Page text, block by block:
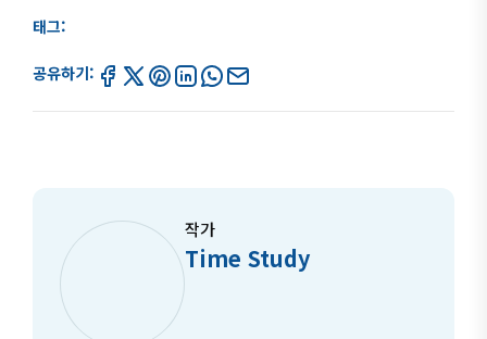
태그:
공유하기:
작가
Time Study